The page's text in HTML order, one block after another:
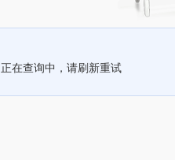
正在查询中，请刷新重试